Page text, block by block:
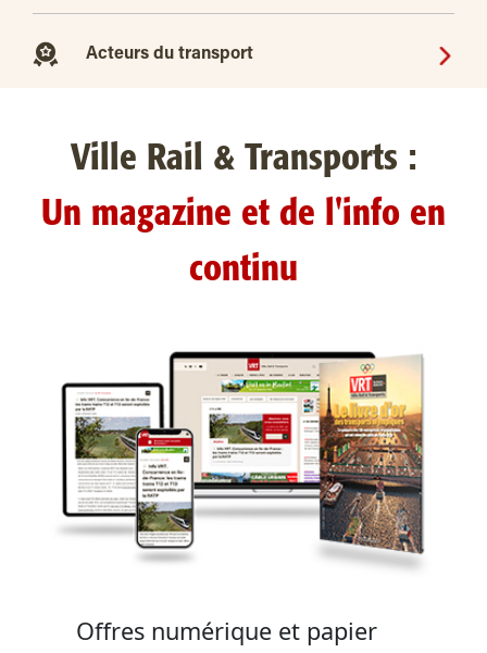
Acteurs du transport
Ville Rail & Transports :
Un magazine et de l'info en
continu
Offres numérique et papier